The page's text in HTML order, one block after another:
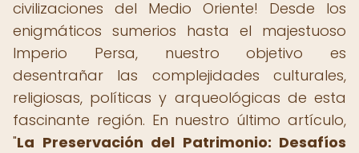
civilizaciones del Medio Oriente! Desde los
enigmáticos sumerios hasta el majestuoso
Imperio Persa, nuestro objetivo es
desentrañar las complejidades culturales,
religiosas, políticas y arqueológicas de esta
fascinante región. En nuestro último artículo,
"La Preservación del Patrimonio: Desafíos